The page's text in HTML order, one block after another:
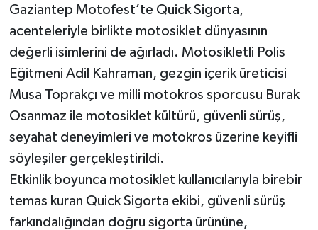
Gaziantep Motofest’te Quick Sigorta,
acenteleriyle birlikte motosiklet dünyasının
değerli isimlerini de ağırladı. Motosikletli Polis
Eğitmeni Adil Kahraman, gezgin içerik üreticisi
Musa Toprakçı ve milli motokros sporcusu Burak
Osanmaz ile motosiklet kültürü, güvenli sürüş,
seyahat deneyimleri ve motokros üzerine keyifli
söyleşiler gerçekleştirildi.
Etkinlik boyunca motosiklet kullanıcılarıyla birebir
temas kuran Quick Sigorta ekibi, güvenli sürüş
farkındalığından doğru sigorta ürününe,